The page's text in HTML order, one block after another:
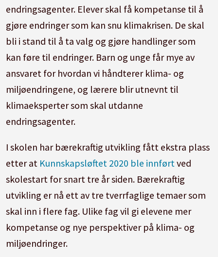
endringsagenter. Elever skal få kompetanse til å
gjøre endringer som kan snu klimakrisen. De skal
bli i stand til å ta valg og gjøre handlinger som
kan føre til endringer. Barn og unge får mye av
ansvaret for hvordan vi håndterer klima- og
miljøendringene, og lærere blir utnevnt til
klimaeksperter som skal utdanne
endringsagenter.
I skolen har bærekraftig utvikling fått ekstra plass
etter at Kunnskapsløftet 2020 ble innførtved
skolestart for snart tre år siden. Bærekraftig
utvikling er nå ett av tre tverrfaglige temaer som
skal inn i flere fag. Ulike fag vil gi elevene mer
kompetanse og nye perspektiver på klima- og
miljøendringer.